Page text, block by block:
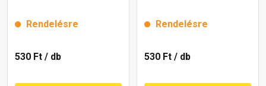
Rendelésre
530 Ft / db
Rendelésre
530 Ft / db